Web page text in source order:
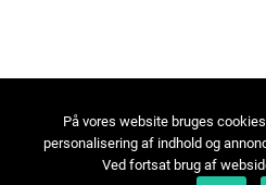
På vores website bruges
personalisering af indhold og
Ved fortsat brug af